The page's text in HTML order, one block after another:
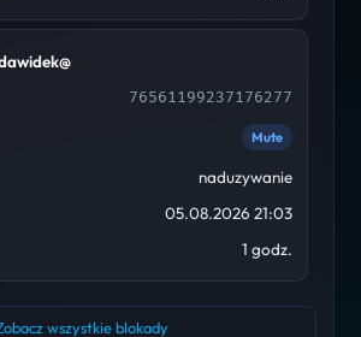
76561199237176277
Mute
naduzywanie
05.08.2026 21:03
1 godz.
wszystkie blokady